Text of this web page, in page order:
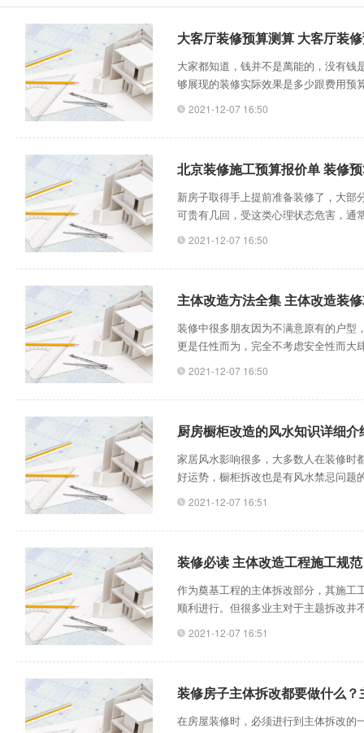
大客厅装修预算测算 大客厅装
大家都知道，钱并不是萬能的，没有
够展现的装修实际效果是多少跟费用预
少钱呢?怎样更强的控制费用预算，保
色调多加130元色调费，选用的是立邦
2021-12-07 16:50
北京装修施工预算报价单 装修
新房子取得手上提前准备装修了，大
可贵有几回，受这类心理状态危害，通
装修结束，平静下来，却发觉装修好
的建筑项目是不是齐备，是不是把要
2021-12-07 16:50
主体改造方法全集 主体改造装
装修中很多朋友因为不满意原有的户型
更是任性而为，完全不考虑安全性而大
造成了很大的影响。***、不能动承重
荷载，还承担各层墙体的自重，并把
2021-12-07 16:50
厨房橱柜改造的风水知识详细介
家居风水影响很多，大多数人在装修时
好运势，橱柜拆改也是有风水禁忌问题
些禁忌。橱柜摆放风水禁忌1、厨房橱
为中阴卦，土为少阳卦，这是阳阴相
2021-12-07 16:51
装修必读 主体改造工程施工规范
作为奠基工程的主体拆改部分，其施工
顺利进行。但很多业主对于主题拆改
改，对现场要拆除的墙体、吊顶、地
关负责人共同协商解决，不得擅自拆
2021-12-07 16:51
装修房子主体拆改都要做什么
在房屋装修时，必须进行到主体拆改的